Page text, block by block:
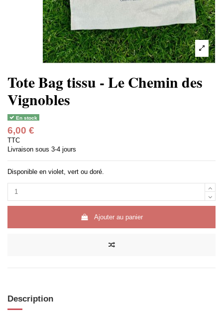
Tote Bag tissu - Le Chemin des
Vignobles
En stock
6,00 €
TTC
Livraison sous 3-4 jours
Disponible en violet, vert ou doré.
Ajouter au panier
Description